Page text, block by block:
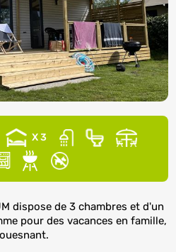
X 3
dispose de 3 chambres et d'un
pour des vacances en famille,